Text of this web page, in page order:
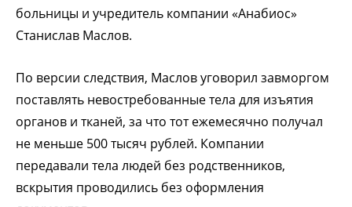
больницы и учредитель компании «Анабиос»
Станислав Маслов.
По версии следствия, Маслов уговорил завморгом
поставлять невостребованные тела для изъятия
органов и тканей, за что тот ежемесячно получал
не меньше 500 тысяч рублей. Компании
передавали тела людей без родственников,
вскрытия проводились без оформления